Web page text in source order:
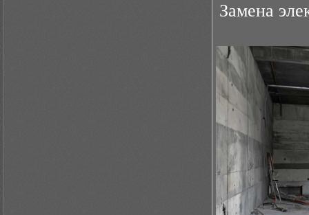
Замена